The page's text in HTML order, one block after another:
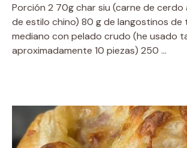
Porción 2 70g char siu (carne de cerdo
de estilo chino) 80 g de langostinos de
mediano con pelado crudo (he usado
aproximadamente 10 piezas) 250 …